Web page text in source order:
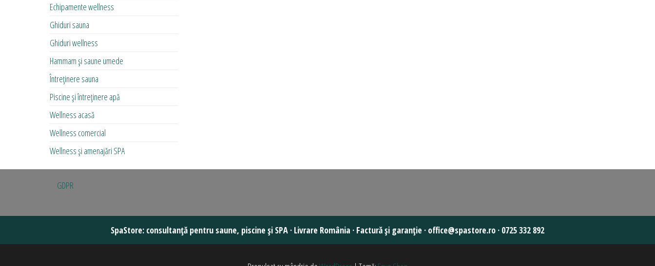
Echipamente wellness
Ghiduri sauna
Ghiduri wellness
Hammam și saune umede
Întreținere sauna
Piscine și întreținere apă
Wellness acasă
Wellness comercial
Wellness și amenajări SPA
GDPR